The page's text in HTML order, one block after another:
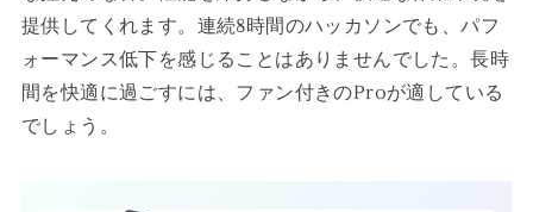
提供してくれます。連続8時間のハッカソンでも、パフ
ォーマンス低下を感じることはありませんでした。長時
間を快適に過ごすには、ファン付きのProが適している
でしょう。